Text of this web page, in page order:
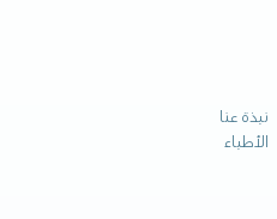
نبذة عنا
الأطباء